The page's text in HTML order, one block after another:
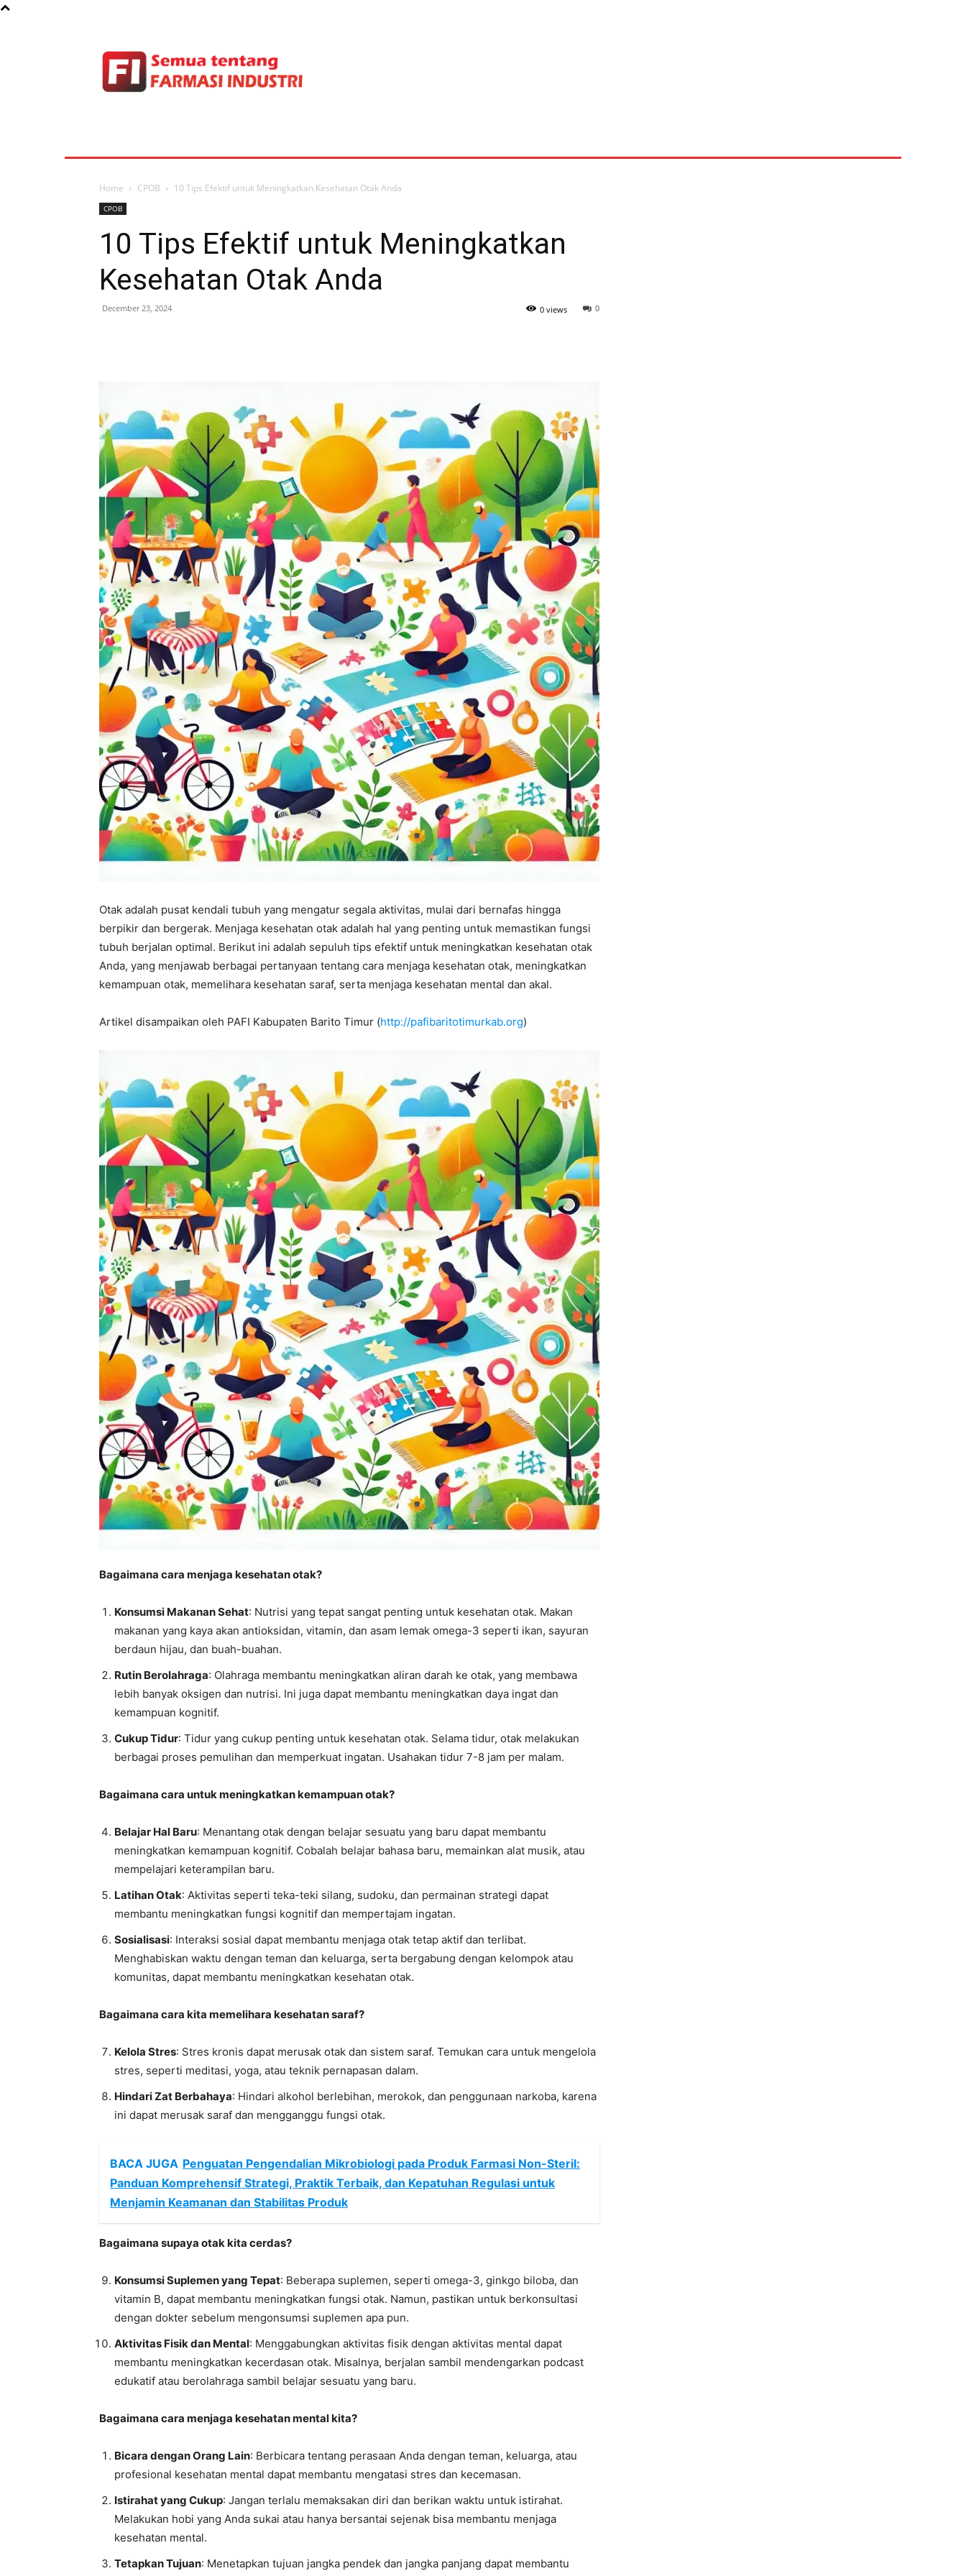
Home CPOB 10 Tips Efektif untuk Meningkatkan Kesehatan Otak Anda
CPOB
10 Tips Efektif untuk Meningkatkan
Kesehatan Otak Anda
December 23, 2024 0
0 views
Otak adalah pusat kendali tubuh yang mengatur segala aktivitas, mulai dari bernafas hingga
berpikir dan bergerak. Menjaga kesehatan otak adalah hal yang penting untuk memastikan fungsi
tubuh berjalan optimal. Berikut ini adalah sepuluh tips efektif untuk meningkatkan kesehatan otak
Anda, yang menjawab berbagai pertanyaan tentang cara menjaga kesehatan otak, meningkatkan
kemampuan otak, memelihara kesehatan saraf, serta menjaga kesehatan mental dan akal.
Artikel disampaikan oleh PAFI Kabupaten Barito Timur (http://pafibaritotimurkab.org)
Bagaimana cara menjaga kesehatan otak?
Konsumsi Makanan Sehat: Nutrisi yang tepat sangat penting untuk kesehatan otak. Makan
makanan yang kaya akan antioksidan, vitamin, dan asam lemak omega-3 seperti ikan, sayuran
berdaun hijau, dan buah-buahan.
Rutin Berolahraga: Olahraga membantu meningkatkan aliran darah ke otak, yang membawa
lebih banyak oksigen dan nutrisi. Ini juga dapat membantu meningkatkan daya ingat dan
kemampuan kognitif.
Cukup Tidur: Tidur yang cukup penting untuk kesehatan otak. Selama tidur, otak melakukan
berbagai proses pemulihan dan memperkuat ingatan. Usahakan tidur 7-8 jam per malam.
Bagaimana cara untuk meningkatkan kemampuan otak?
Belajar Hal Baru: Menantang otak dengan belajar sesuatu yang baru dapat membantu
meningkatkan kemampuan kognitif. Cobalah belajar bahasa baru, memainkan alat musik, atau
mempelajari keterampilan baru.
Latihan Otak: Aktivitas seperti teka-teki silang, sudoku, dan permainan strategi dapat
membantu meningkatkan fungsi kognitif dan mempertajam ingatan.
Sosialisasi: Interaksi sosial dapat membantu menjaga otak tetap aktif dan terlibat.
Menghabiskan waktu dengan teman dan keluarga, serta bergabung dengan kelompok atau
komunitas, dapat membantu meningkatkan kesehatan otak.
Bagaimana cara kita memelihara kesehatan saraf?
Kelola Stres: Stres kronis dapat merusak otak dan sistem saraf. Temukan cara untuk mengelola
stres, seperti meditasi, yoga, atau teknik pernapasan dalam.
Hindari Zat Berbahaya: Hindari alkohol berlebihan, merokok, dan penggunaan narkoba, karena
ini dapat merusak saraf dan mengganggu fungsi otak.
BACA JUGA Penguatan Pengendalian Mikrobiologi pada Produk Farmasi Non-Steril:
Panduan Komprehensif Strategi, Praktik Terbaik, dan Kepatuhan Regulasi untuk
Menjamin Keamanan dan Stabilitas Produk
Bagaimana supaya otak kita cerdas?
Konsumsi Suplemen yang Tepat: Beberapa suplemen, seperti omega-3, ginkgo biloba, dan
vitamin B, dapat membantu meningkatkan fungsi otak. Namun, pastikan untuk berkonsultasi
dengan dokter sebelum mengonsumsi suplemen apa pun.
Aktivitas Fisik dan Mental: Menggabungkan aktivitas fisik dengan aktivitas mental dapat
membantu meningkatkan kecerdasan otak. Misalnya, berjalan sambil mendengarkan podcast
edukatif atau berolahraga sambil belajar sesuatu yang baru.
Bagaimana cara menjaga kesehatan mental kita?
Bicara dengan Orang Lain: Berbicara tentang perasaan Anda dengan teman, keluarga, atau
profesional kesehatan mental dapat membantu mengatasi stres dan kecemasan.
Istirahat yang Cukup: Jangan terlalu memaksakan diri dan berikan waktu untuk istirahat.
Melakukan hobi yang Anda sukai atau hanya bersantai sejenak bisa membantu menjaga
kesehatan mental.
Tetapkan Tujuan: Menetapkan tujuan jangka pendek dan jangka panjang dapat membantu